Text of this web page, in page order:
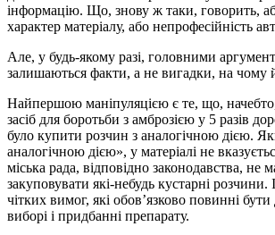
інформацію. Що, знову ж таки, говорить,
характер матеріалу, або непрофесійність
Але, у будь-якому разі, головними
залишаються факти, а не вигадки, на чому
Найпершою маніпуляцією є те, що,
засіб для боротьби з амброзією у 5 разів
було купити розчин з аналогічною дією.
аналогічною дією», у матеріалі не
міська рада, відповідно законодавства, не
закуповувати які-небудь кустарні розчини.
чітких вимог, які обов’язково повинні
виборі і придбанні препарату.